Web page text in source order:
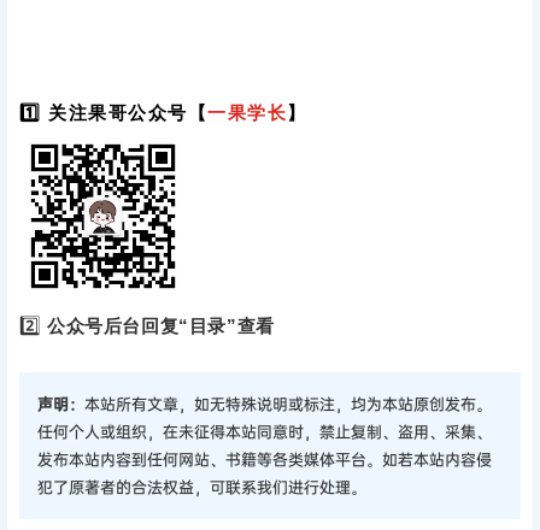
1️⃣ 关注果哥公众号【一果学长】
2️⃣公众号后台回复“目录”查看
声明： 本站所有文章，如无特殊说明或标注，均为本站原创发布。
任何个人或组织，在未征得本站同意时，禁止复制、盗用、采集、
发布本站内容到任何网站、书籍等各类媒体平台。如若本站内容侵
犯了原著者的合法权益，可联系我们进行处理。